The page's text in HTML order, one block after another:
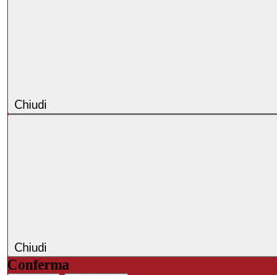
Chiudi
Chiudi
Conferma